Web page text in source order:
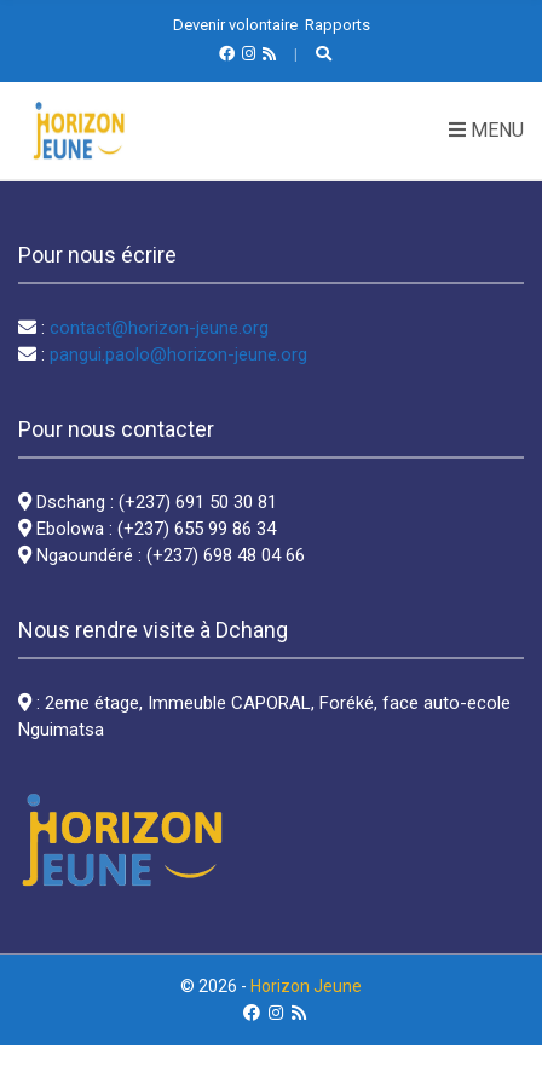
Devenir volontaire Rapports
MENU
Pour nous écrire
: contact@horizon-jeune.org
: pangui.paolo@horizon-jeune.org
Pour nous contacter
Dschang : (+237) 691 50 30 81
Ebolowa : (+237) 655 99 86 34
Ngaoundéré : (+237) 698 48 04 66
Nous rendre visite à Dchang
: 2eme étage, Immeuble CAPORAL, Foréké, face auto-ecole
Nguimatsa
© 2026 - Horizon Jeune